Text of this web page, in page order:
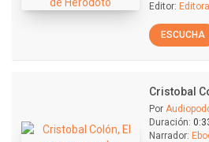
Editor:
ESCUCHA
Cristobal
Por
Duración:
Narrador: